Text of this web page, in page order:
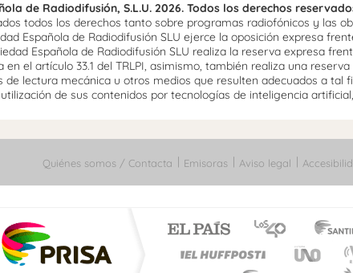
de Radiodifusión, S.L.U. 2026. Todos los derechos
todos los derechos tanto sobre programas radiofónicos y las
Española de Radiodifusión SLU ejerce la oposición expresa
Española de Radiodifusión SLU realiza la reserva expresa
en el artículo 33.1 del TRLPI, asimismo, también realiza una
de lectura mecánica u otros medios que resulten adecuados a
de sus contenidos por tecnologías de inteligencia
Quiénes somos / Contacta Emisoras Aviso legal